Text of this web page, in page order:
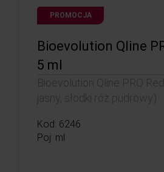
PROMOCJA
Bioevolution Qline
5 ml
Bioevolution Qline PRO
jasny, słodki róż pudrowy)
Kod: 6246
Poj: ml